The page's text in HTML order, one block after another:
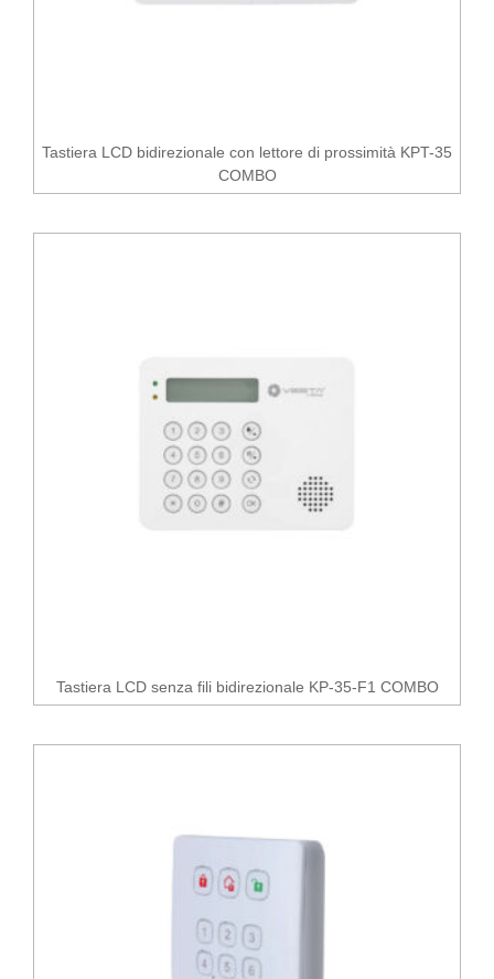
Tastiera LCD bidirezionale con lettore di prossimità KPT-35
COMBO
Tastiera LCD senza fili bidirezionale KP-35-F1 COMBO